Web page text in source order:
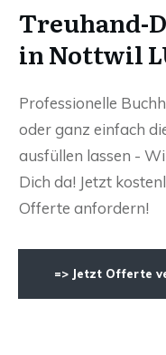
Treuhand-
in Nottwil
Professionelle
oder ganz einfach
ausfüllen lassen -
Dich da! Jetzt
Offerte anfordern!
=> Jetzt Offerte